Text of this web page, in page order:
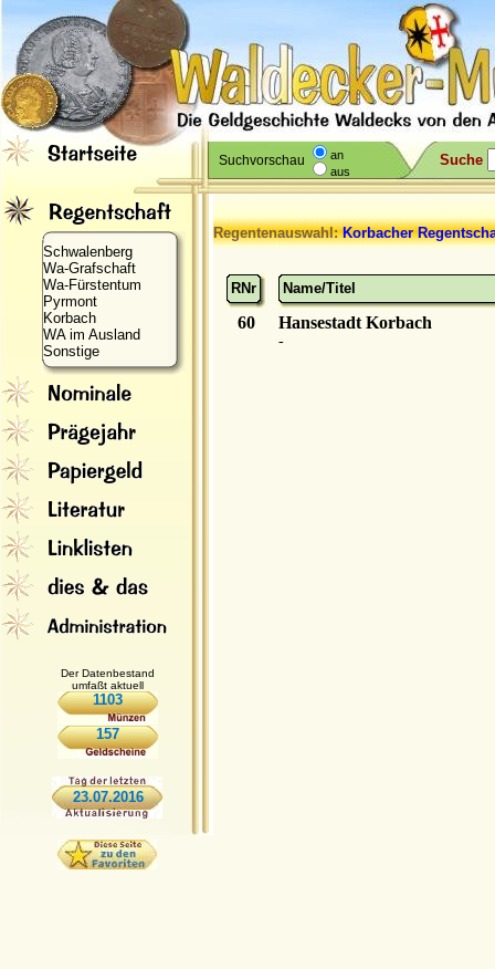
Suchvorschau
an
aus
Suche
Schwalenberg
Wa-Grafschaft
Wa-Fürstentum
Pyrmont
Korbach
WA im Ausland
Sonstige
Der Datenbestand
umfaßt aktuell
1103
157
23.07.2016
Regentenauswahl:Korbacher
RNr Name/Titel
60 Hansestadt Korbach
-